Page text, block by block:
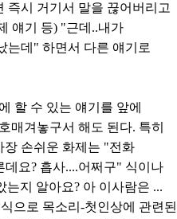
즉시 거기서 말을 끊어버리고
얘기 등) "근데..내가
는데" 하면서 다른 얘기로
할 수 있는 얘기를 앞에
매겨놓구서 해도 된다. 특히
장 손쉬운 화제는 "전화
요? 흡사....어쩌구" 식이나
지 알아요? 아 이사람은 ...
으로 목소리-첫인상에 관련된